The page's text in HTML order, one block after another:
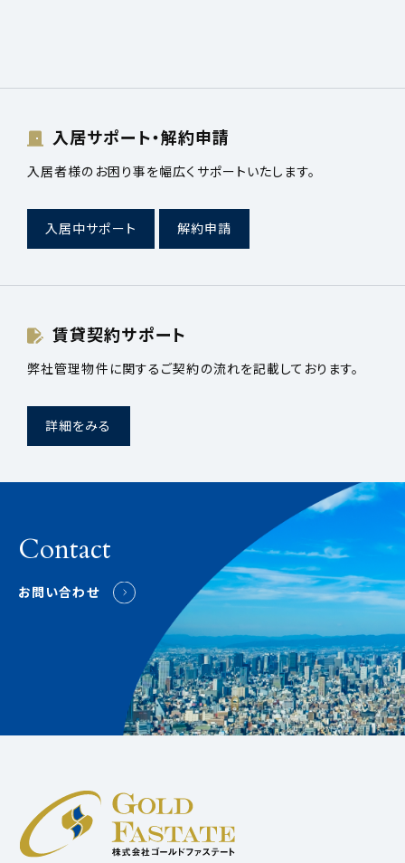
入居サポート・解約申請
入居者様のお困り事を幅広くサポートいたします。
入居中サポート 解約申請
賃貸契約サポート
弊社管理物件に関するご契約の流れを記載しております。
詳細をみる
Contact
お問い合わせ